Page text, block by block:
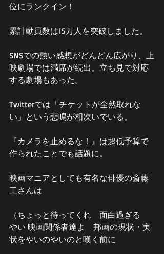
位にランクイン！
累計動員数は15万人を突破しました。
SNSでの熱い感想がどんどん広がり、上
映劇場では満席が続出。立ち見で対応
する劇場もあった。
Twitterでは「チケットが全然取れな
い」という悲鳴が相次いでいる。
『カメラを止めるな！』は超低予算で
作られたことでも話題に。
映画マニアとしても有名な俳優の斎藤
工さんは
（ちょっと待ってくれ　面白過ぎる
やい 映画関係者達よ　邦画の現状・実
状をやいのやいのと嘆く前に